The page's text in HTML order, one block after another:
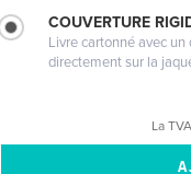
COUVERTURE
Livre cartonné avec
directement sur la
La